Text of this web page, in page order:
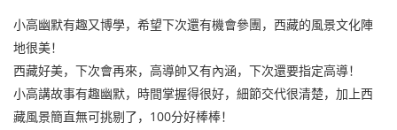
小高幽默有趣又博學，希望下次還有機會參團，西藏的風景文化陣
地很美！
西藏好美，下次會再來，高導帥又有內涵，下次還要指定高導！
小高講故事有趣幽默，時間掌握得很好，細節交代很清楚，加上西
藏風景簡直無可挑剔了，100分好棒棒！